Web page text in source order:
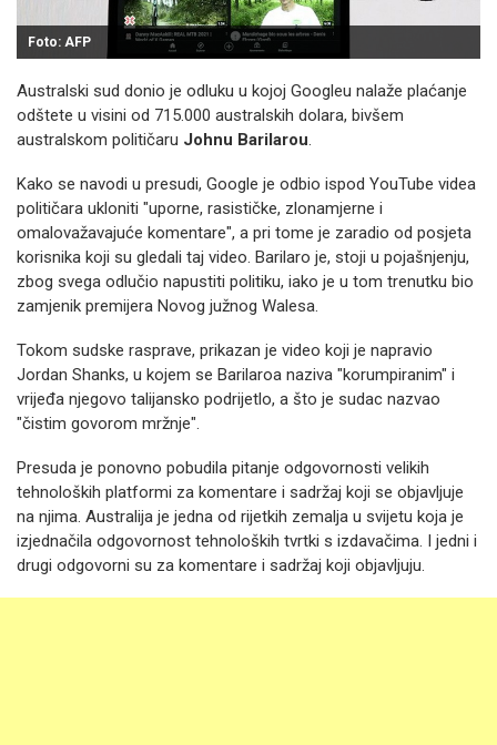
Foto: AFP
Australski sud donio je odluku u kojoj Googleu nalaže plaćanje
odštete u visini od 715.000 australskih dolara, bivšem
australskom političaru Johnu Barilarou.
Kako se navodi u presudi, Google je odbio ispod YouTube videa
političara ukloniti "uporne, rasističke, zlonamjerne i
omalovažavajuće komentare", a pri tome je zaradio od posjeta
korisnika koji su gledali taj video. Barilaro je, stoji u pojašnjenju,
zbog svega odlučio napustiti politiku, iako je u tom trenutku bio
zamjenik premijera Novog južnog Walesa.
Tokom sudske rasprave, prikazan je video koji je napravio
Jordan Shanks, u kojem se Barilaroa naziva "korumpiranim" i
vrijeđa njegovo talijansko podrijetlo, a što je sudac nazvao
"čistim govorom mržnje".
Presuda je ponovno pobudila pitanje odgovornosti velikih
tehnoloških platformi za komentare i sadržaj koji se objavljuje
na njima. Australija je jedna od rijetkih zemalja u svijetu koja je
izjednačila odgovornost tehnoloških tvrtki s izdavačima. I jedni i
drugi odgovorni su za komentare i sadržaj koji objavljuju.